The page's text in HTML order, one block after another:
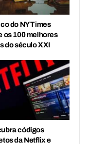
do NY Times
os 100 melhores
do século XXI
códigos
da Netflix e